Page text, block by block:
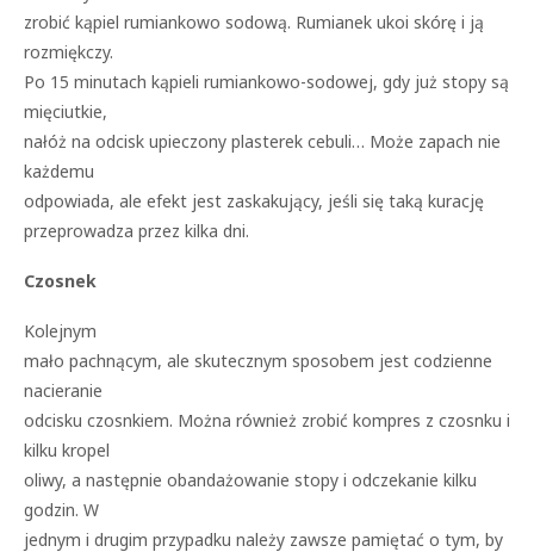
zrobić kąpiel rumiankowo sodową. Rumianek ukoi skórę i ją
rozmiękczy.
Po 15 minutach kąpieli rumiankowo-sodowej, gdy już stopy są
mięciutkie,
nałóż na odcisk upieczony plasterek cebuli… Może zapach nie
każdemu
odpowiada, ale efekt jest zaskakujący, jeśli się taką kurację
przeprowadza przez kilka dni.
Czosnek
Kolejnym
mało pachnącym, ale skutecznym sposobem jest codzienne
nacieranie
odcisku czosnkiem. Można również zrobić kompres z czosnku i
kilku kropel
oliwy, a następnie obandażowanie stopy i odczekanie kilku
godzin. W
jednym i drugim przypadku należy zawsze pamiętać o tym, by